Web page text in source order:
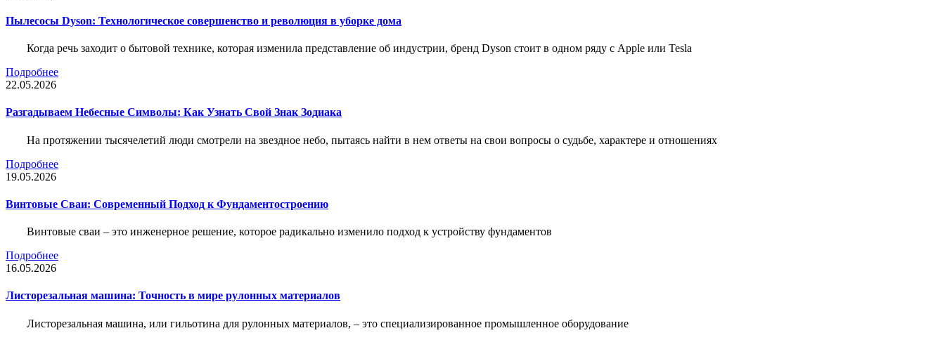
Пылесосы Dyson: Технологическое совершенство и революция в уборке дома
Когда речь заходит о бытовой технике, которая изменила представление об индустрии, бренд Dyson стоит в одном ряду с Apple или Tesla
Подробнее
22.05.2026
Разгадываем Небесные Символы: Как Узнать Свой Знак Зодиака
На протяжении тысячелетий люди смотрели на звездное небо, пытаясь найти в нем ответы на свои вопросы о судьбе, характере и отношениях
Подробнее
19.05.2026
Винтовые Сваи: Современный Подход к Фундаментостроению
Винтовые сваи – это инженерное решение, которое радикально изменило подход к устройству фундаментов
Подробнее
16.05.2026
Листорезальная машина: Точность в мире рулонных материалов
Листорезальная машина, или гильотина для рулонных материалов, – это специализированное промышленное оборудование